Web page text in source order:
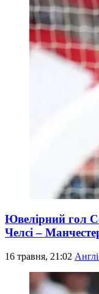
Ювелірний гол
Челсі –
16 травня, 21:02